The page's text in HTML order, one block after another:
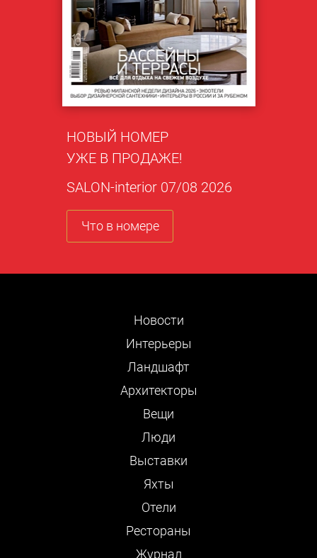
НОВЫЙ НОМЕР
УЖЕ В ПРОДАЖЕ!
SALON-interior 07/08 2026
Что в номере
Новости
Интерьеры
Ландшафт
Архитекторы
Вещи
Люди
Выставки
Яхты
Отели
Рестораны
Журнал